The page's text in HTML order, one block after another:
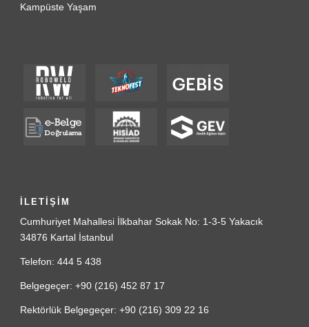
Kampüste Yaşam
İLETİŞİM
Cumhuriyet Mahallesi İlkbahar Sokak No: 1-3-5 Yakacık
34876 Kartal İstanbul
Telefon: 444 5 438
Belgegeçer: +90 (216) 452 87 17
Rektörlük Belgegeçer: +90 (216) 309 22 16